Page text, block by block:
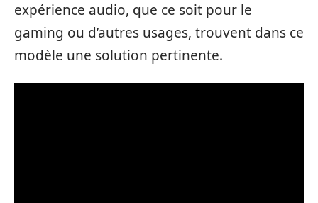
expérience audio, que ce soit pour le
gaming ou d’autres usages, trouvent dans ce
modèle une solution pertinente.